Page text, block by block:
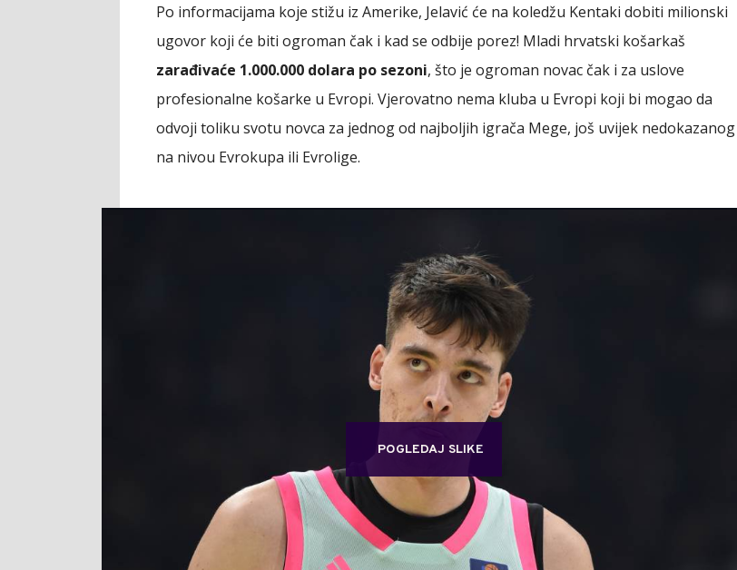
Po informacijama koje stižu iz Amerike, Jelavić će na koledžu Kentaki dobiti milionski
ugovor koji će biti ogroman čak i kad se odbije porez! Mladi hrvatski košarkaš
zarađivaće 1.000.000 dolara po sezoni, što je ogroman novac čak i za uslove
profesionalne košarke u Evropi. Vjerovatno nema kluba u Evropi koji bi mogao da
odvoji toliku svotu novca za jednog od najboljih igrača Mege, još uvijek nedokazanog
na nivou Evrokupa ili Evrolige.
POGLEDAJ SLIKE